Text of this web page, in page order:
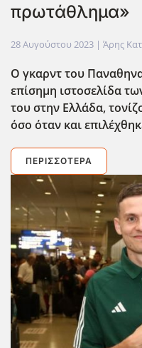
πρωτάθλημα»
28 Αυγούστου 2023 | Άρης
Ο γκαρντ του
επίσημη ιστοσελίδα
του στην Ελλάδα,
όσο όταν και
ΠΕΡΙΣΣΌΤΕΡΑ